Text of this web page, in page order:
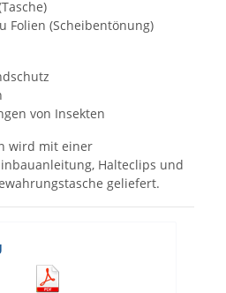
Folien (Scheibentönung)
von Insekten
wird mit einer
Halteclips und
geliefert.